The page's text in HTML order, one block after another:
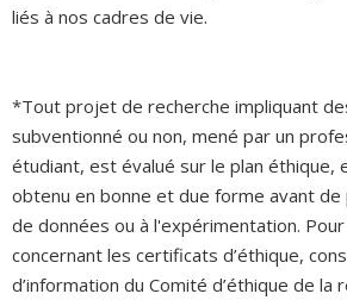
liés à nos cadres de vie.
*Tout projet de recherche impliquant
subventionné ou non, mené par un
étudiant, est évalué sur le plan
obtenu en bonne et due forme avant de
de données ou à l'expérimentation.
concernant les certificats d’éthique,
d’information du Comité d’éthique de la